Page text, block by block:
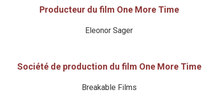
Producteur du film One More Time
Eleonor Sager
Société de production du film One More Time
Breakable Films